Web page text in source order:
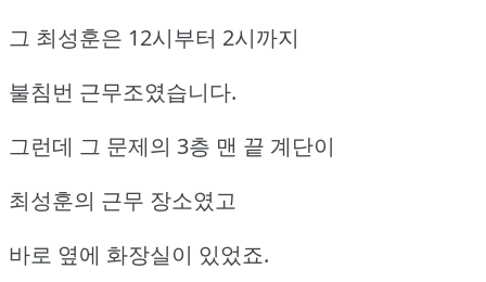
그 최성훈은 12시부터 2시까지
불침번 근무조였습니다.
그런데 그 문제의 3층 맨 끝 계단이
최성훈의 근무 장소였고
바로 옆에 화장실이 있었죠.